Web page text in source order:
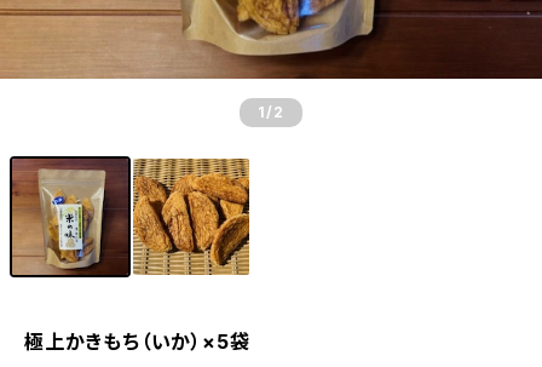
1 /2
極上かきもち（いか）×5袋